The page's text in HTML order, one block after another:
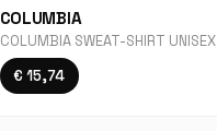
COLUMBIA
COLUMBIA SWEAT-SHIRT UNISEX
€ 15,74